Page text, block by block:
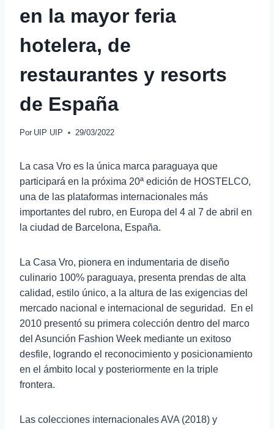
en la mayor feria
hotelera, de
restaurantes y resorts
de España
Por UIP UIP 29/03/2022
La casa Vro es la única marca paraguaya que
participará en la próxima 20ª edición de HOSTELCO,
una de las plataformas internacionales más
importantes del rubro, en Europa del 4 al 7 de abril en
la ciudad de Barcelona, España.
La Casa Vro, pionera en indumentaria de diseño
culinario 100% paraguaya, presenta prendas de alta
calidad, estilo único, a la altura de las exigencias del
mercado nacional e internacional de seguridad. En el
2010 presentó su primera colección dentro del marco
del Asunción Fashion Week mediante un exitoso
desfile, logrando el reconocimiento y posicionamiento
en el ámbito local y posteriormente en la triple
frontera.
Las colecciones internacionales AVA (2018) y